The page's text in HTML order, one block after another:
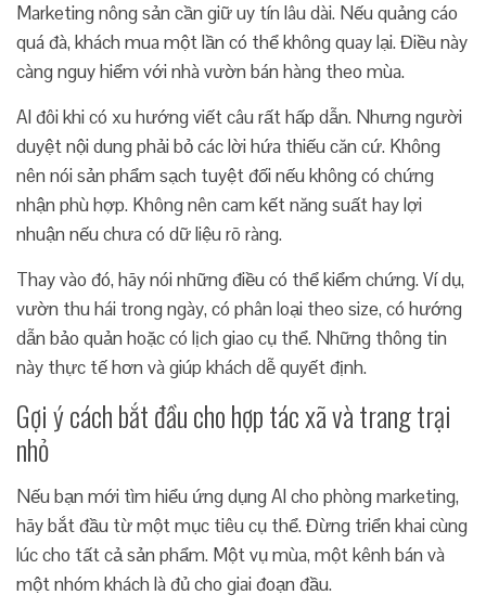
Marketing nông sản cần giữ uy tín lâu dài. Nếu quảng cáo
quá đà, khách mua một lần có thể không quay lại. Điều này
càng nguy hiểm với nhà vườn bán hàng theo mùa.
AI đôi khi có xu hướng viết câu rất hấp dẫn. Nhưng người
duyệt nội dung phải bỏ các lời hứa thiếu căn cứ. Không
nên nói sản phẩm sạch tuyệt đối nếu không có chứng
nhận phù hợp. Không nên cam kết năng suất hay lợi
nhuận nếu chưa có dữ liệu rõ ràng.
Thay vào đó, hãy nói những điều có thể kiểm chứng. Ví dụ,
vườn thu hái trong ngày, có phân loại theo size, có hướng
dẫn bảo quản hoặc có lịch giao cụ thể. Những thông tin
này thực tế hơn và giúp khách dễ quyết định.
Gợi ý cách bắt đầu cho hợp tác xã và trang trại
nhỏ
Nếu bạn mới tìm hiểu ứng dụng AI cho phòng marketing,
hãy bắt đầu từ một mục tiêu cụ thể. Đừng triển khai cùng
lúc cho tất cả sản phẩm. Một vụ mùa, một kênh bán và
một nhóm khách là đủ cho giai đoạn đầu.